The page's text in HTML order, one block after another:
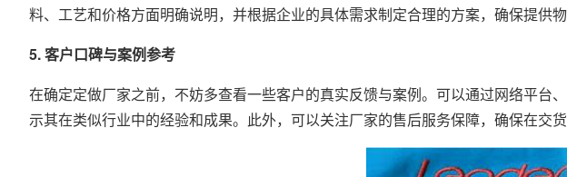
料、工艺和价格方面明确说明，并根据企业的具体需求制定合理的方案，确保提供物
5. 客户口碑与案例参考
在确定定做厂家之前，不妨多查看一些客户的真实反馈与案例。可以通过网络平
示其在类似行业中的经验和成果。此外，可以关注厂家的售后服务保障，确保在交